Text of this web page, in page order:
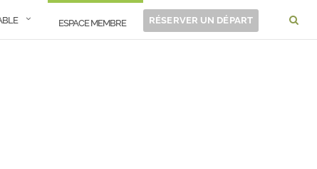
ESPACE MEMBRE RÉSERVER UN DÉPART